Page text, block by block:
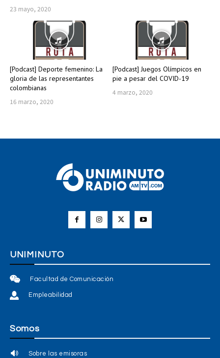
23 mayo, 2020
[Podcast] Deporte femenino: La
gloria de las representantes
colombianas
16 marzo, 2020
[Podcast] Juegos Olímpicos en
pie a pesar del COVID-19
4 marzo, 2020
UNIMINUTO
Facultad de Comunicación
Empleabilidad
Somos
Sobre las emisoras